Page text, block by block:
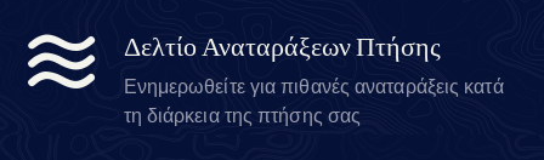
Δελτίο Αναταράξεων Πτήσης
Ενημερωθείτε για πιθανές αναταράξεις κατά
τη διάρκεια της πτήσης σας